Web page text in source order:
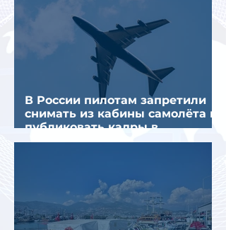
В России пилотам запретили
снимать из кабины самолёта и
публиковать кадры в
интернете